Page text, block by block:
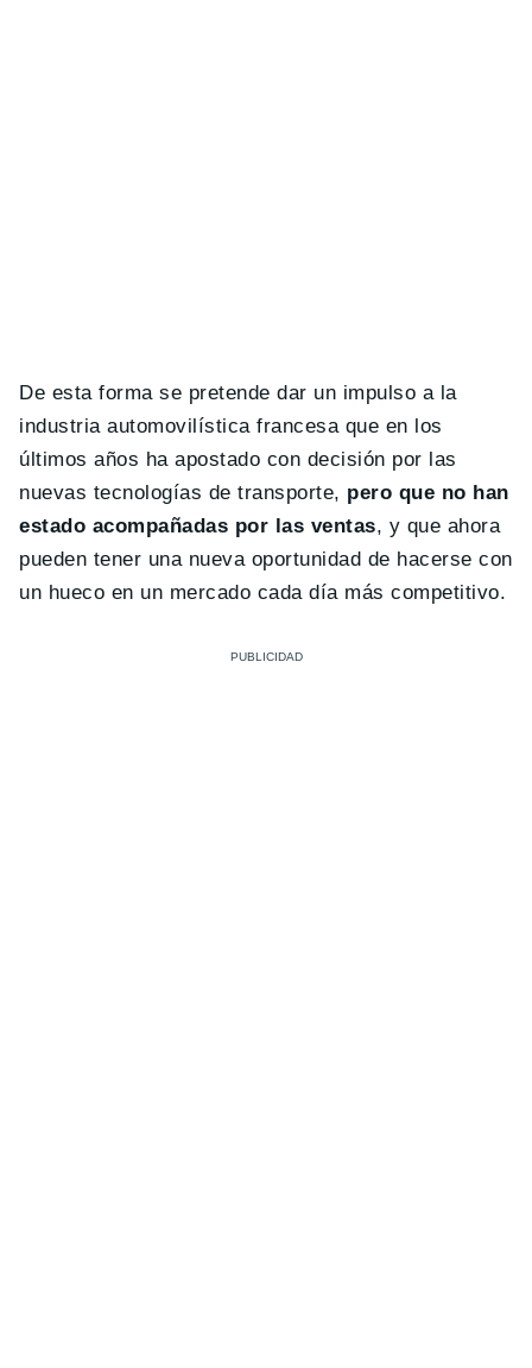
De esta forma se pretende dar un impulso a la
industria automovilística francesa que en los
últimos años ha apostado con decisión por las
nuevas tecnologías de transporte, pero que no han
estado acompañadas por las ventas, y que ahora
pueden tener una nueva oportunidad de hacerse con
un hueco en un mercado cada día más competitivo.